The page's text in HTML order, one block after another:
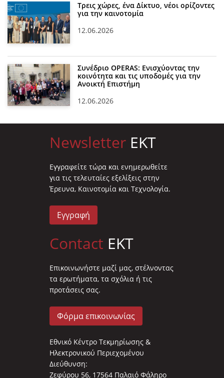
Τρεις χώρες, ένα Δίκτυο, νέοι ορίζοντες
για την καινοτομία
12.06.2026
Συνέδριο OPERAS: Ενισχύοντας την
κοινότητα και τις υποδομές για την
Ανοικτή Επιστήμη
12.06.2026
Newsletter EKT
Eγγραφείτε τώρα και ενημερωθείτε
για τις τελευταίες εξελίξεις στην
Έρευνα, Καινοτομία και Τεχνολογία.
Εγγραφή
Contact EKT
Επικοινωνήστε μαζί μας, στέλνοντας
τα ερωτήματα, τα σχόλια ή τις
προτάσεις σας.
Φόρμα επικοινωνίας
Εθνικό Κέντρο Τεκμηρίωσης &
Ηλεκτρονικού Περιεχομένου
Διεύθυνση:
Ζεφύρου 56, 17564 Παλαιό Φάληρο